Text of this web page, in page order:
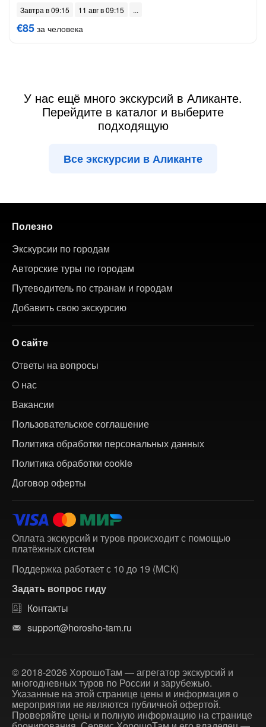
Завтра в 09:15 11 авг в 09:15
€85 за человека
У нас ещё много экскурсий в Аликанте.
Перейдите в каталог и выберите
подходящую
Все экскурсии в Аликанте
Полезно
Экскурсии по городам
Авторские туры по городам
Путеводитель по странам и городам
Добавить свою экскурсию
О сайте
Ответы на вопросы
О нас
Вакансии
Пользовательское соглашение
Политика обработки персональных данных
Политика обработки cookie
Договор оферты
Оплата экскурсий и туров происходит с помощью
платёжных систем
Поддержка работает с 10 до 19 (МСК)
Задать вопрос гиду
Контакты
support@horosho-tam.ru
© 2018-2026 ХорошоТам — агрегатор экскурсий и
многодневных туров по России и зарубежью.
Указанные на этой странице цены и информация о
мероприятии не являются публичной офертой.
Проверяйте цены и полную информацию на странице